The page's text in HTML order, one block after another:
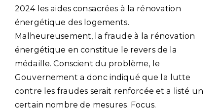
2024 les aides consacrées à la rénovation
énergétique des logements.
Malheureusement, la fraude à la rénovation
énergétique en constitue le revers de la
médaille. Conscient du problème, le
Gouvernement a donc indiqué que la lutte
contre les fraudes serait renforcée et a listé un
certain nombre de mesures. Focus.